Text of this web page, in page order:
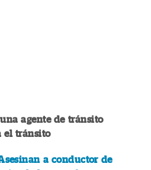
agente de tránsito
el tránsito
a conductor de